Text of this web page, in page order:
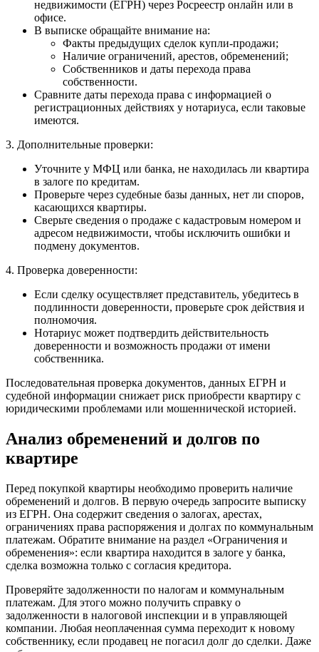
недвижимости (ЕГРН) через Росреестр онлайн или в
офисе.
В выписке обращайте внимание на:
Факты предыдущих сделок купли-продажи;
Наличие ограничений, арестов, обременений;
Собственников и даты перехода права
собственности.
Сравните даты перехода права с информацией о
регистрационных действиях у нотариуса, если таковые
имеются.
3. Дополнительные проверки:
Уточните у МФЦ или банка, не находилась ли квартира
в залоге по кредитам.
Проверьте через судебные базы данных, нет ли споров,
касающихся квартиры.
Сверьте сведения о продаже с кадастровым номером и
адресом недвижимости, чтобы исключить ошибки и
подмену документов.
4. Проверка доверенности:
Если сделку осуществляет представитель, убедитесь в
подлинности доверенности, проверьте срок действия и
полномочия.
Нотариус может подтвердить действительность
доверенности и возможность продажи от имени
собственника.
Последовательная проверка документов, данных ЕГРН и
судебной информации снижает риск приобрести квартиру с
юридическими проблемами или мошеннической историей.
Анализ обременений и долгов по
квартире
Перед покупкой квартиры необходимо проверить наличие
обременений и долгов. В первую очередь запросите выписку
из ЕГРН. Она содержит сведения о залогах, арестах,
ограничениях права распоряжения и долгах по коммунальным
платежам. Обратите внимание на раздел «Ограничения и
обременения»: если квартира находится в залоге у банка,
сделка возможна только с согласия кредитора.
Проверяйте задолженности по налогам и коммунальным
платежам. Для этого можно получить справку о
задолженности в налоговой инспекции и в управляющей
компании. Любая неоплаченная сумма переходит к новому
собственнику, если продавец не погасил долг до сделки. Даже